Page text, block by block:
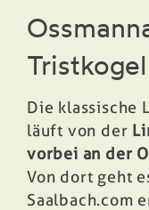
Tristkogel
Die klassische
läuft von der
vorbei an der
Von dort geht
Saalbach.com